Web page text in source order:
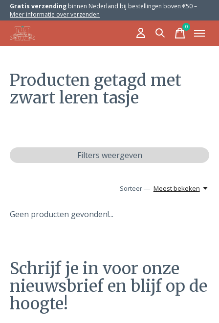
Gratis verzending binnen Nederland bij bestellingen boven €50 –
Meer informatie over verzenden
0items
Producten getagd met
zwart leren tasje
Filters weergeven
Sorteer — Meest bekeken
Geen producten gevonden!...
Schrijf je in voor onze
nieuwsbrief en blijf op de
hoogte!